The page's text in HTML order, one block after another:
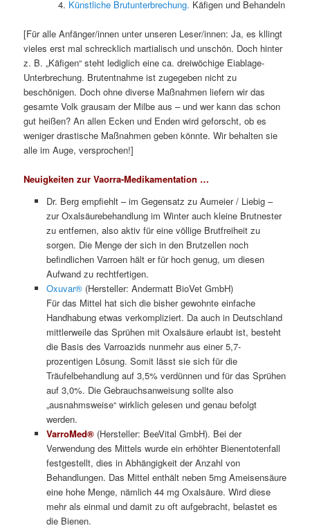
Künstliche Brutunterbrechung. Käfigen und Behandeln
[Für alle Anfänger/innen unter unseren Leser/innen: Ja, es kllingt
vieles erst mal schrecklich martialisch und unschön. Doch hinter
z. B. „Käfigen“ steht lediglich eine ca. dreiwöchige Eiablage-
Unterbrechung. Brutentnahme ist zugegeben nicht zu
beschönigen. Doch ohne diverse Maßnahmen liefern wir das
gesamte Volk grausam der Milbe aus – und wer kann das schon
gut heißen? An allen Ecken und Enden wird geforscht, ob es
weniger drastische Maßnahmen geben könnte. Wir behalten sie
alle im Auge, versprochen!]
Neuigkeiten zur Vaorra-Medikamentation …
Dr. Berg empfiehlt – im Gegensatz zu Aumeier / Liebig –
zur Oxalsäurebehandlung im Winter auch kleine Brutnester
zu entfernen, also aktiv für eine völlige Brutfreiheit zu
sorgen. Die Menge der sich in den Brutzellen noch
befindlichen Varroen hält er für hoch genug, um diesen
Aufwand zu rechtfertigen.
Oxuvar®(Hersteller: Andermatt BioVet GmbH)
Für das Mittel hat sich die bisher gewohnte einfache
Handhabung etwas verkompliziert. Da auch in Deutschland
mittlerweile das Sprühen mit Oxalsäure erlaubt ist, besteht
die Basis des Varroazids nunmehr aus einer 5,7-
prozentigen Lösung. Somit lässt sie sich für die
Träufelbehandlung auf 3,5% verdünnen und für das Sprühen
auf 3,0%. Die Gebrauchsanweisung sollte also
„ausnahmsweise“ wirklich gelesen und genau befolgt
werden.
VarroMed® (Hersteller: BeeVital GmbH). Bei der
Verwendung des Mittels wurde ein erhöhter Bienentotenfall
festgestellt, dies in Abhängigkeit der Anzahl von
Behandlungen. Das Mittel enthält neben 5mg Ameisensäure
eine hohe Menge, nämlich 44 mg Oxalsäure. Wird diese
mehr als einmal und damit zu oft aufgebracht, belastet es
die Bienen.